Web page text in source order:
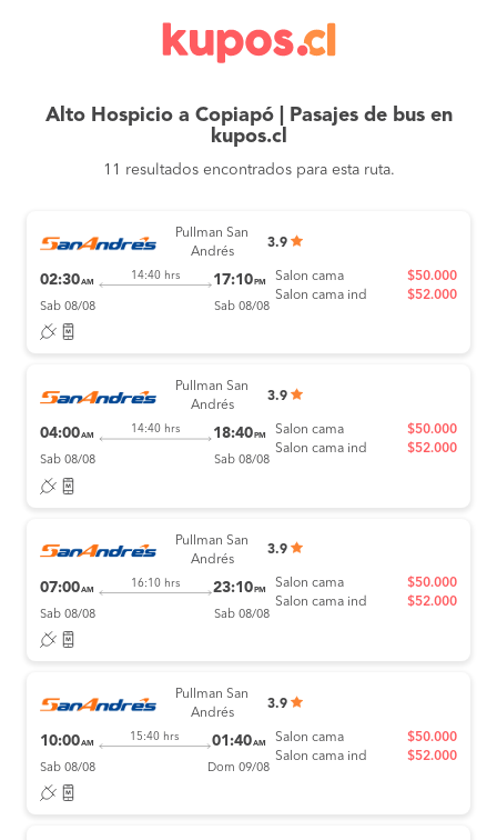
Alto Hospicio a Copiapó | Pasajes de bus en
kupos.cl
11 resultados encontrados para esta ruta.
Pullman San
Andrés
3.9
02:30AM
14:40 hrs 17:10 PM
Sab 08/08 Sab 08/08
Salon cama
Salon cama ind
$50.000
$52.000
Pullman San
Andrés
3.9
04:00AM
14:40 hrs 18:40 PM
Sab 08/08 Sab 08/08
Salon cama
Salon cama ind
$50.000
$52.000
Pullman San
Andrés
3.9
07:00AM
16:10 hrs 23:10 PM
Sab 08/08 Sab 08/08
Salon cama
Salon cama ind
$50.000
$52.000
Pullman San
Andrés
3.9
10:00AM
15:40 hrs 01:40AM
Sab 08/08 Dom 09/08
Salon cama
Salon cama ind
$50.000
$52.000